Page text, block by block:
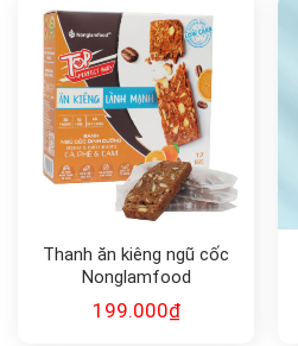
Thanh ăn kiêng ngũ cốc
Nonglamfood
199.000₫